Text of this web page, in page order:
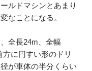
ルドマシンとあまり
なことになる。
全長24m、全幅
に円すい形のドリ
が車体の半分くらい